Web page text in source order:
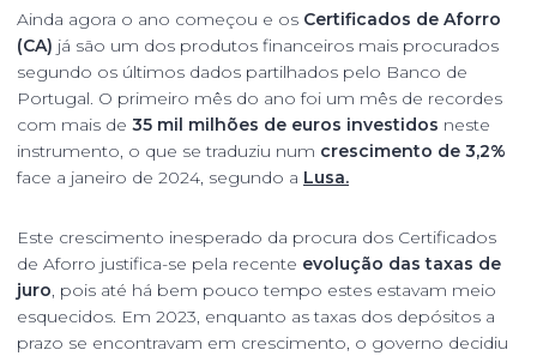
Ainda agora o ano começou e os Certificados de Aforro
(CA) já são um dos produtos financeiros mais procurados
segundo os últimos dados partilhados pelo Banco de
Portugal. O primeiro mês do ano foi um mês de recordes
com mais de 35 mil milhões de euros investidos neste
instrumento, o que se traduziu num crescimento de 3,2%
face a janeiro de 2024, segundo a Lusa.
Este crescimento inesperado da procura dos Certificados
de Aforro justifica-se pela recente evolução das taxas de
juro, pois até há bem pouco tempo estes estavam meio
esquecidos. Em 2023, enquanto as taxas dos depósitos a
prazo se encontravam em crescimento, o governo decidiu